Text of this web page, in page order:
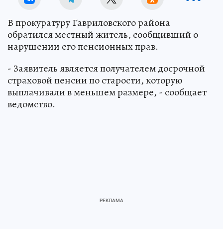
В прокуратуру Гавриловского района
обратился местный житель, сообщивший о
нарушении его пенсионных прав.
- Заявитель является получателем досрочной
страховой пенсии по старости, которую
выплачивали в меньшем размере, - сообщает
ведомство.